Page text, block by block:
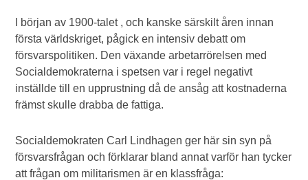
I början av 1900-talet , och kanske särskilt åren innan
första världskriget, pågick en intensiv debatt om
försvarspolitiken. Den växande arbetarrörelsen med
Socialdemokraterna i spetsen var i regel negativt
inställde till en upprustning då de ansåg att kostnaderna
främst skulle drabba de fattiga.
Socialdemokraten Carl Lindhagen ger här sin syn på
försvarsfrågan och förklarar bland annat varför han tycker
att frågan om militarismen är en klassfråga: